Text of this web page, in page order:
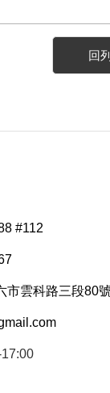
回
#112
市雲科路三段80號